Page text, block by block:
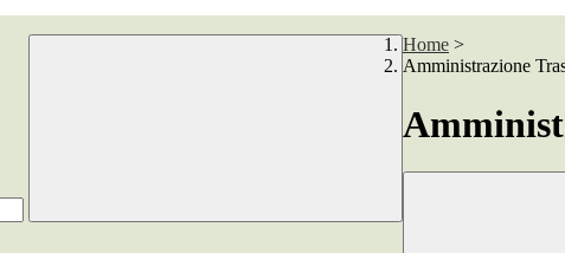
Home >
Amministrazione